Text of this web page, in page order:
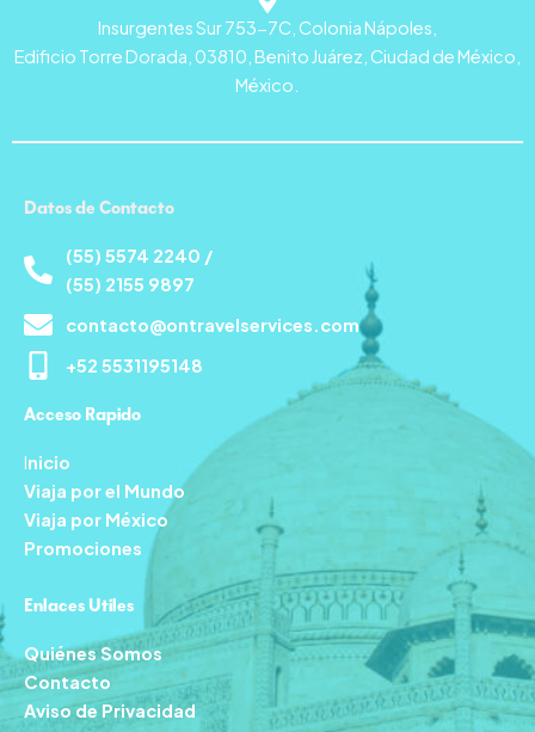
Insurgentes Sur 753-7C, Colonia Nápoles,
Edificio Torre Dorada, 03810, Benito Juárez, Ciudad de México,
México.
Datos de Contacto
(55) 5574 2240 /
(55) 2155 9897
contacto@ontravelservices.com
+52 5531195148
Acceso Rapido
Inicio
Viaja por el Mundo
Viaja por México
Promociones
Enlaces Utiles
Quiénes Somos
Contacto
Aviso de Privacidad